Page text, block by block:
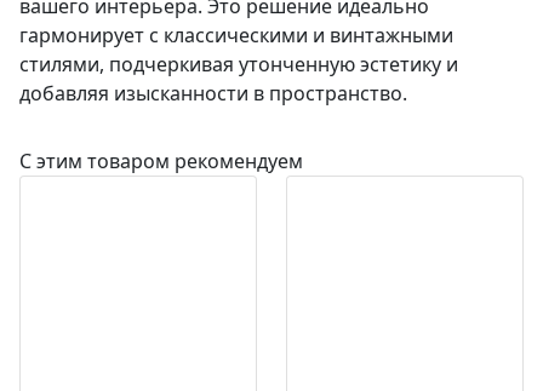
вашего интерьера. Это решение идеально
гармонирует с классическими и винтажными
стилями, подчеркивая утонченную эстетику и
добавляя изысканности в пространство.
С этим товаром рекомендуем